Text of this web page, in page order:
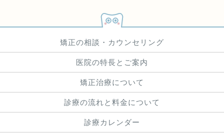
矯正の相談・カウンセリング
医院の特長とご案内
矯正治療について
診療の流れと料金について
診療カレンダー